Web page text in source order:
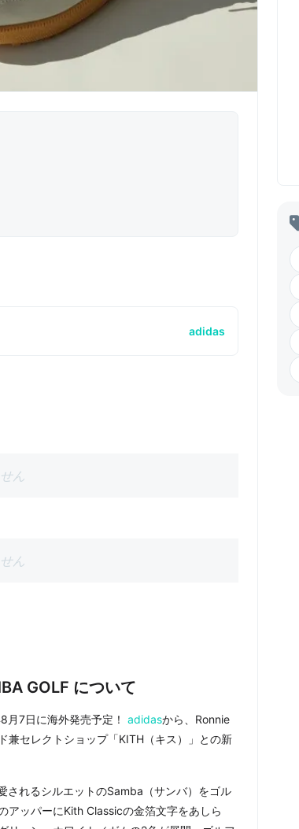
adidas
ん
ん
GOLF について
7日に海外発売予定！ adidasから、Ronnie
兼セレクトショップ「KITH（キス）」との新
されるシルエットのSamba（サンバ）をゴル
アッパーにKith Classicの金箔文字をあしら